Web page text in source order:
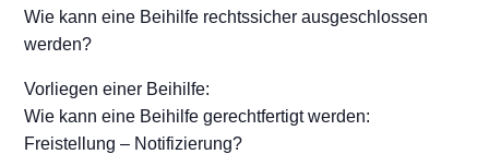
Wie kann eine Beihilfe rechtssicher ausgeschlossen
werden?
Vorliegen einer Beihilfe:
Wie kann eine Beihilfe gerechtfertigt werden:
Freistellung – Notifizierung?